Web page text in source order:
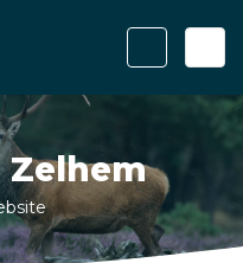
Zelhem